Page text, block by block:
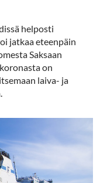
helposti
jatkaa eteenpäin
Saksaan
on
laiva- ja